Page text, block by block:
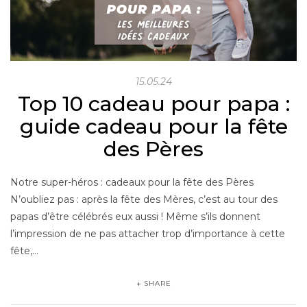
15.05.24
Top 10 cadeau pour papa :
guide cadeau pour la fête
des Pères
Notre super-héros : cadeaux pour la fête des Pères
N’oubliez pas : après la fête des Mères, c’est au tour des
papas d’être célébrés eux aussi ! Même s’ils donnent
l’impression de ne pas attacher trop d’importance à cette
fête,…
SHARE